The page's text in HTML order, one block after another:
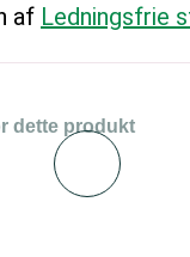
af Ledningsfrie
dette produkt